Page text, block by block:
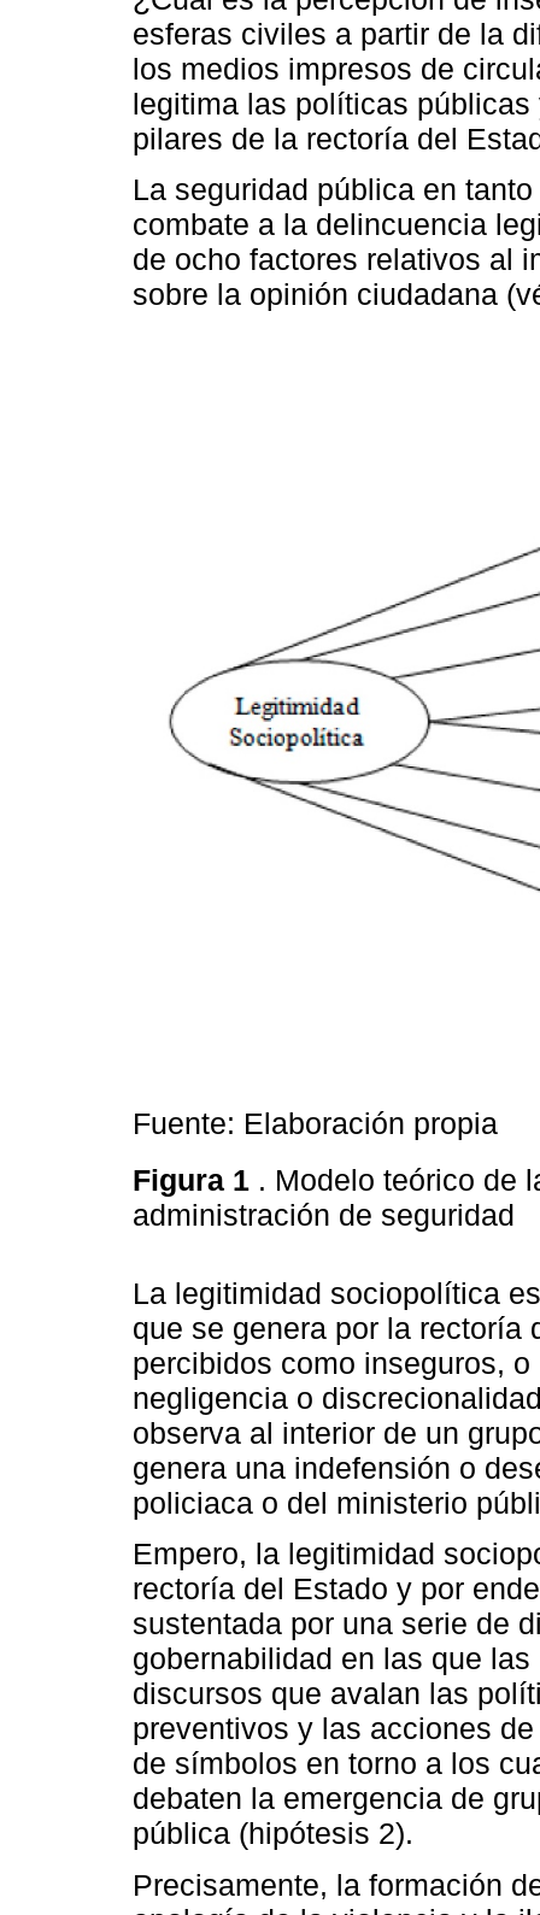
esferas civiles a partir de la
los medios impresos de
legitima las políticas
pilares de la rectoría del
La seguridad pública en
combate a la delincuencia
de ocho factores relativos al
sobre la opinión ciudadana
Fuente: Elaboración propia
Figura 1 . Modelo teórico de
administración de seguridad
La legitimidad sociopolítica
que se genera por la rectoría
percibidos como inseguros,
negligencia o
observa al interior de un
genera una indefensión o
policiaca o del ministerio
Empero, la legitimidad
rectoría del Estado y por
sustentada por una serie de
gobernabilidad en las que
discursos que avalan las
preventivos y las acciones
de símbolos en torno a los
debaten la emergencia de
pública (hipótesis 2).
Precisamente, la formación